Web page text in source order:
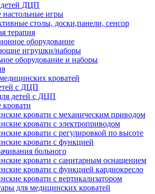
ДЦП
настольные игры
столы, доски,панели, сенсор
терапия
оборудование
игрушки/наборы
оборудование и наборы
кроватей
с ДЦП
детей с ДЦП
кровати с механическим приводом
кровати с электроприводом
кровати с регулировкой по высоте
кровати с функцией
больного
кровати с санитарным оснащением
кровати с функцией кардиокресло
кровати с вертикализатором
для медицинских кроватей